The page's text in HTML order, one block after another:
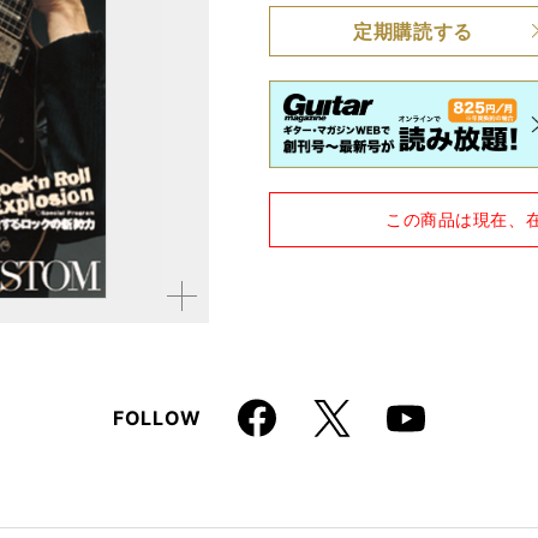
拡大す
雑誌
仕様 A4変形判 / 272ページ
定期購読する
この商品は現在、
FOLLOWFaceboo
k
X Youtube